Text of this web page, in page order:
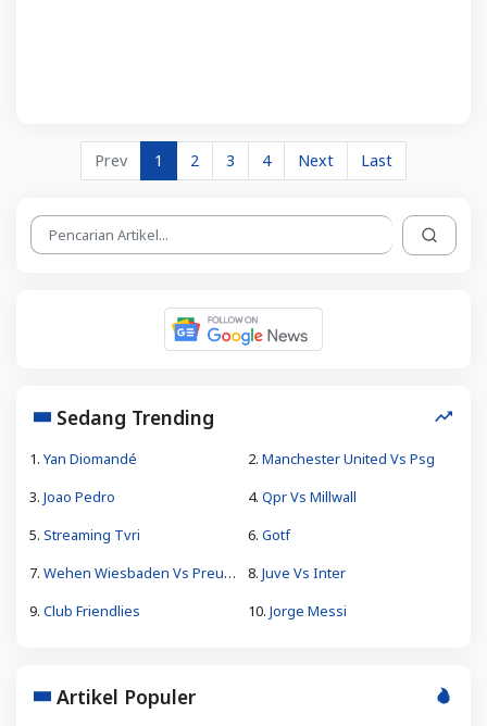
Prev 1 2 3 4 Next Last
Sedang Trending
1. Yan Diomandé 2. Manchester United Vs Psg
3. Joao Pedro 4. Qpr Vs Millwall
5. Streaming Tvri 6. Gotf
7. Wehen Wiesbaden Vs Preußen Münster 8. Juve Vs Inter
9. Club Friendlies 10. Jorge Messi
Artikel Populer